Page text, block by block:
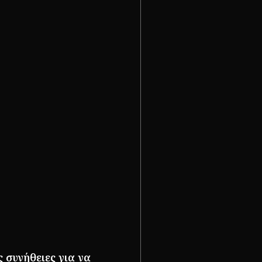
συνήθειες για να